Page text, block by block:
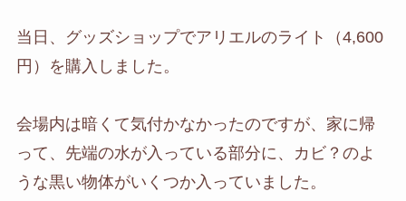
当日、グッズショップでアリエルのライト（4,600
円）を購入しました。
会場内は暗くて気付かなかったのですが、家に帰
って、先端の水が入っている部分に、カビ？のよ
うな黒い物体がいくつか入っていました。